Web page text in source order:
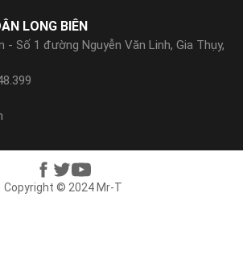
LONG BIÊN
- Số 1 đường Nguyễn Văn Linh, Gia Thụy,
Copyright © 2024 Mr-T